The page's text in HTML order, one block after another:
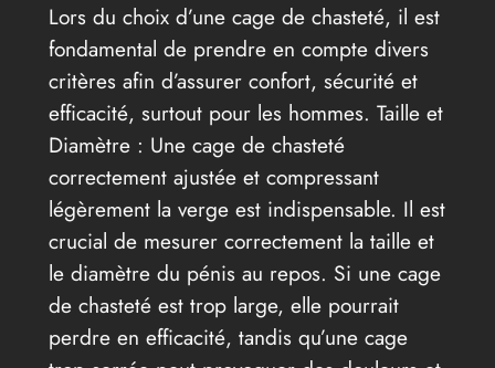
Lors du choix d’une cage de chasteté, il est
fondamental de prendre en compte divers
critères afin d’assurer confort, sécurité et
efficacité, surtout pour les hommes. Taille et
Diamètre : Une cage de chasteté
correctement ajustée et compressant
légèrement la verge est indispensable. Il est
crucial de mesurer correctement la taille et
le diamètre du pénis au repos. Si une cage
de chasteté est trop large, elle pourrait
perdre en efficacité, tandis qu’une cage